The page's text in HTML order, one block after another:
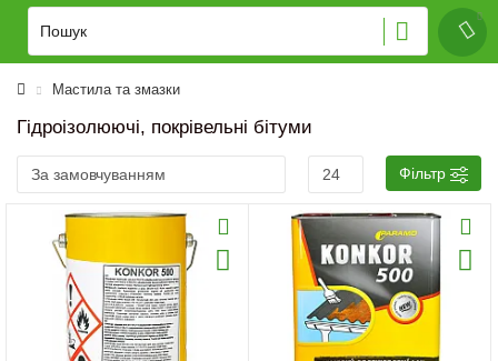
Мастила та змазки
Гідроізолюючі, покрівельні бітуми
Фільтр